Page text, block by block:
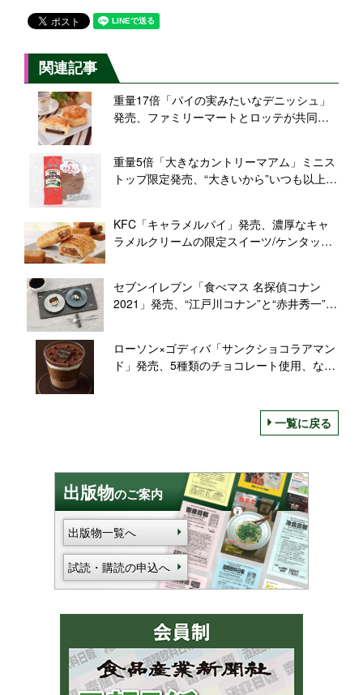
関連記事
重量17倍「パイの実みたいなデニッシュ」
発売、ファミリーマートとロッテが共同開
重量5倍「大きなカントリーマアム」ミニス
トップ限定発売、“大きいから”いつも以上の
KFC「キャラメルパイ」発売、濃厚なキャ
ラメルクリームの限定スイーツ/ケンタッキ
セブンイレブン「食べマス 名探偵コナン
2021」発売、“江戸川コナン”と“赤井秀一”の
ローソン×ゴディバ「サンクショコラアマン
ド」発売、5種類のチョコレート使用、なめ
一覧に戻る
出版物のご案内
出版物一覧へ
試読・購読の申込へ